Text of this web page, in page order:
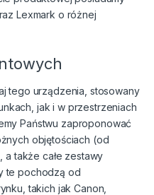
Lexmark o różnej
tego urządzenia, stosowany
jak i w przestrzeniach
Państwu zaproponować
objętościach (od
a także całe zestawy
te pochodzą od
takich jak Canon,